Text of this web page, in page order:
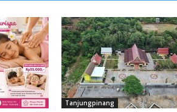
Tanjungpinang